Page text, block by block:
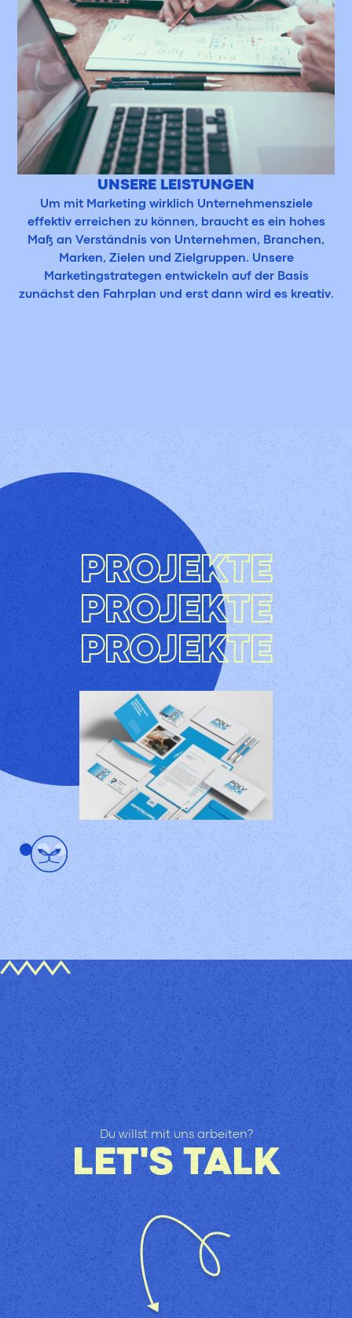
UNSERE LEISTUNGEN
Um mit Marketing wirklich Unternehmensziele
effektiv erreichen zu können, braucht es ein hohes
Maß an Verständnis von Unternehmen, Branchen,
Marken, Zielen und Zielgruppen. Unsere
Marketingstrategen entwickeln auf der Basis
zunächst den Fahrplan und erst dann wird es kreativ.
PROJEKTE
PROJEKTE
PROJEKTE
Du willst mit uns arbeiten?
LET'S TALK